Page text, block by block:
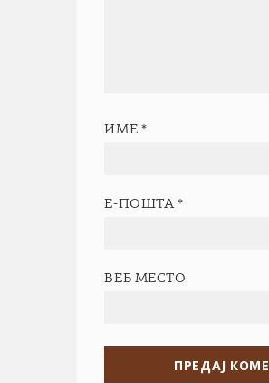
ИМЕ *
Е-ПОШТА *
ВЕБ МЕСТО